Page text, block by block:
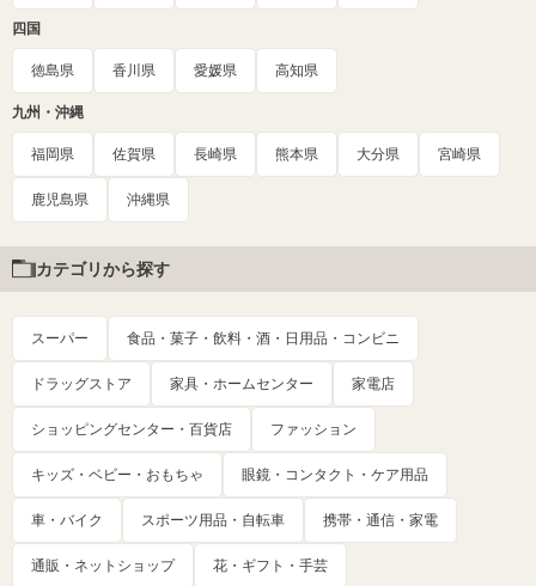
四国
徳島県 香川県 愛媛県 高知県
九州・沖縄
福岡県 佐賀県 長崎県 熊本県 大分県 宮崎県
鹿児島県 沖縄県
カテゴリから探す
スーパー 食品・菓子・飲料・酒・日用品・コンビニ
ドラッグストア 家具・ホームセンター 家電店
ショッピングセンター・百貨店 ファッション
キッズ・ベビー・おもちゃ 眼鏡・コンタクト・ケア用品
車・バイク スポーツ用品・自転車 携帯・通信・家電
通販・ネットショップ 花・ギフト・手芸